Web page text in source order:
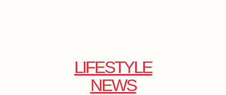
LIFESTYLE
NEWS